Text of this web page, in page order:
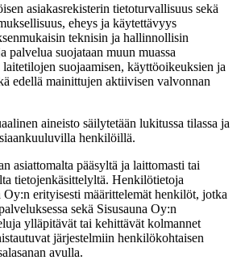
asiakasrekisterin tietoturvallisuus sekä
eheys ja käytettävyys
teknisin ja hallinnollisin
palvelua suojataan muun muassa
suojaamisen, käyttöoikeuksien ja
edellä mainittujen aktiivisen valvonnan
aineisto säilytetään lukitussa tilassa ja
henkilöillä.
asiattomalta pääsyltä ja laittomasti tai
tietojenkäsittelyltä. Henkilötietoja
Oy:n erityisesti määrittelemät henkilöt, jotka
sekä Sisusauna Oy:n
ylläpitävät tai kehittävät kolmannet
järjestelmiin henkilökohtaisen
avulla.